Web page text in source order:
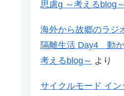
思慮g ～考えるblog～
海外から故郷のラジ
隔離生活 Day4 動
考えるblog～ より
サイクルモード イ